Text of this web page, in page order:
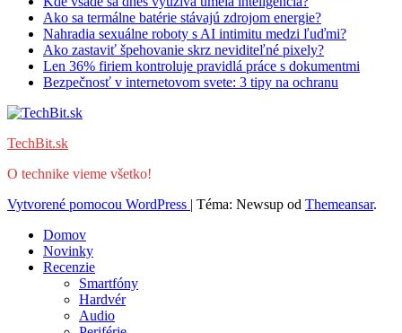
Ako sa termálne batérie stávajú zdrojom energie?
Nahradia sexuálne roboty s AI intimitu medzi ľuďmi?
Ako zastaviť špehovanie skrz neviditeľné pixely?
Len 36% firiem kontroluje pravidlá práce s dokumentmi
Bezpečnosť v internetovom svete: 3 tipy na ochranu
TechBit.sk
O technike vieme všetko!
Vytvorené pomocou WordPress | Téma: Newsup od Themeansar.
Domov
Novinky
Recenzie
Smartfóny
Hardvér
Audio